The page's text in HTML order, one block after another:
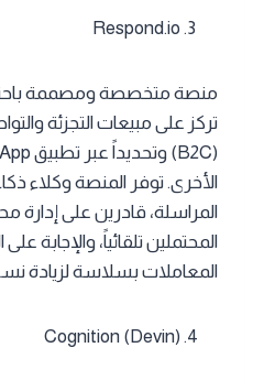
Respond.io
منصة متخصصة ومصممة
تركز على مبيعات التجزئة
الأخرى. توفر المنصة وكلاء
المراسلة، قادرين على إدارة
المحتملين تلقائياً، والإجابة
المعاملات بسلاسة لزيادة
Cognition (Devin)